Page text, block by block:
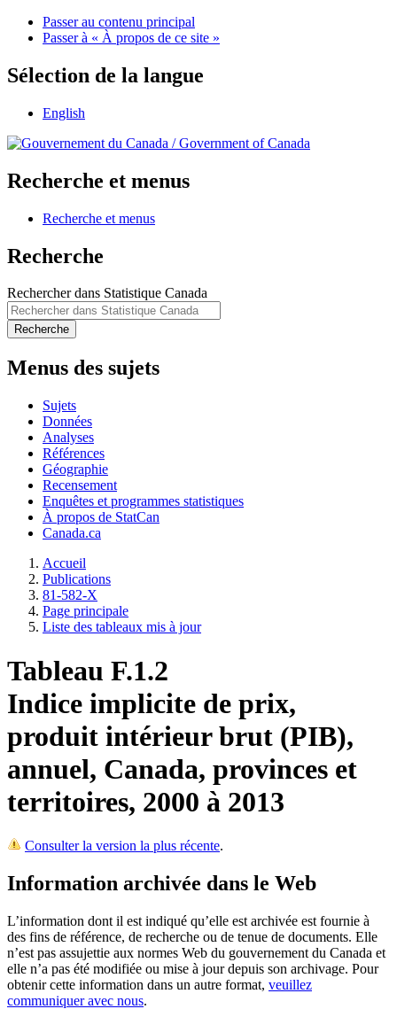
Passer au contenu principal
Passer à « À propos de ce site »
Sélection de la langue
English
/Government of Canada
Recherche et menus
Recherche et menus
Recherche
Rechercher dans Statistique Canada
Recherche
Menus des sujets
Sujets
Données
Analyses
Références
Géographie
Recensement
Enquêtes et programmes statistiques
À propos de StatCan
Canada.ca
Accueil
Publications
81-582-X
Page principale
Liste des tableaux mis à jour
Tableau F.1.2
Indice implicite de prix,
produit intérieur brut (PIB),
annuel, Canada, provinces et
territoires, 2000 à 2013
Consulter la version la plus récente.
Information archivée dans le Web
L’information dont il est indiqué qu’elle est archivée est fournie à
des fins de référence, de recherche ou de tenue de documents. Elle
n’est pas assujettie aux normes Web du gouvernement du Canada et
elle n’a pas été modifiée ou mise à jour depuis son archivage. Pour
obtenir cette information dans un autre format, veuillez
communiquer avec nous.